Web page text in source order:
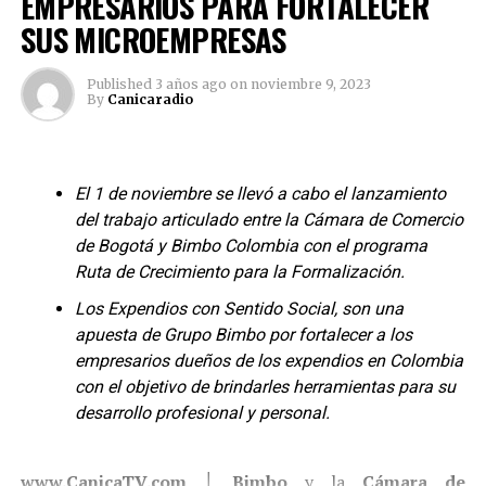
Informa CANICA Producciones S.A.S. Copyright 2024 10 Años
Esta es una publicación a través de los medios:
www.CANICATV.com,
CONTACTO: +57310 3405162– +57317 8 226422
contacto@canicaTV.com
Será un festival lleno de sorpresas, donde aprenderás y
emprenderás con nuevo ímpetu y renovadas
charlas y la conferencia“Haciendo negocios con
con el éxitoso empresario y hombre de radio y
televisiónWillian Vinasco Ch., esta es una brillante
oportunidad que no te puedes perder.
https://docs.google.com/forms/d/e/
SUS MICROEMPRESAS
Published 3 años ago on noviembre 9, 2023
By Canicaradio
El 1 de noviembre se llevó a cabo el lanzamiento
del trabajo articulado entre la Cámara de Comercio
de Bogotá y Bimbo Colombia con el programa
Ruta de Crecimiento para la Formalización.
Los Expendios con Sentido Social, son una
apuesta de Grupo Bimbo por fortalecer a los
empresarios dueños de los expendios en Colombia
con el objetivo de brindarles herramientas para su
desarrollo profesional y personal.